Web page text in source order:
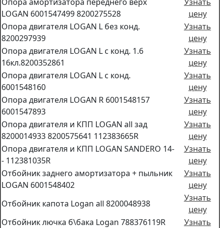
LOGAN 6001547499 8200275528
цену
Опора двигателя LOGAN L без конд.
8200297939
Узнать
цену
Опора двигателя LOGAN L с конд. 1.6
16кл.8200352861
Узнать
цену
Опора двигателя LOGAN L с конд.
6001548160
Узнать
цену
Опора двигателя LOGAN R 6001548157
6001547893
Узнать
цену
Опора двигателя и КПП LOGAN all зад
8200014933 8200575641 112383665R
Узнать
цену
Опора двигателя и КПП LOGAN SANDERO 14-
- 112381035R
Узнать
цену
Отбойник заднего амортизатора + пыльник
LOGAN 6001548402
Узнать
цену
Отбойник капота Logan all 8200048938
Узнать
цену
Отбойник лючка б\бака Logan 788376119R
Узнать